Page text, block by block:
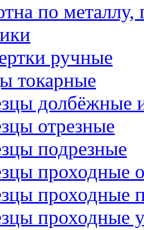
по
ручные
токарные
долбёжные
отрезные
подрезные
проходные
проходные
проходные